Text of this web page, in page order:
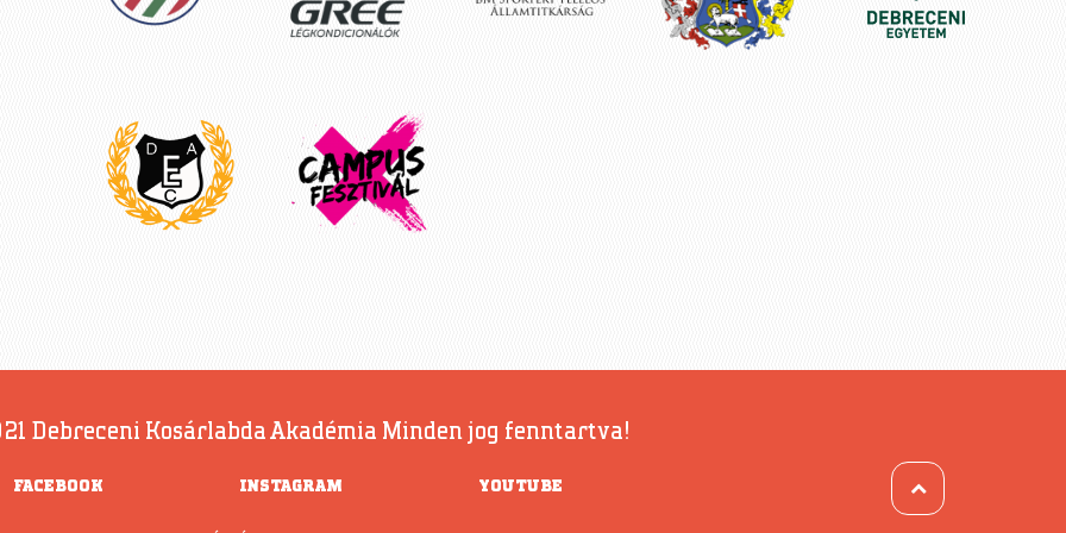
Debreceni Kosárlabda Akadémia Minden jog fenntartva!
FACEBOOK INSTAGRAM YOUTUBE